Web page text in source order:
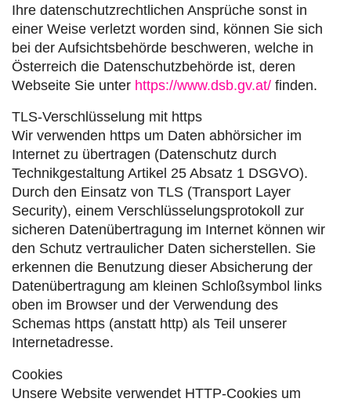
Ihre datenschutzrechtlichen Ansprüche sonst in
einer Weise verletzt worden sind, können Sie sich
bei der Aufsichtsbehörde beschweren, welche in
Österreich die Datenschutzbehörde ist, deren
Webseite Sie unter https://www.dsb.gv.at/ finden.
TLS-Verschlüsselung mit https
Wir verwenden https um Daten abhörsicher im
Internet zu übertragen (Datenschutz durch
Technikgestaltung Artikel 25 Absatz 1 DSGVO).
Durch den Einsatz von TLS (Transport Layer
Security), einem Verschlüsselungsprotokoll zur
sicheren Datenübertragung im Internet können wir
den Schutz vertraulicher Daten sicherstellen. Sie
erkennen die Benutzung dieser Absicherung der
Datenübertragung am kleinen Schloßsymbol links
oben im Browser und der Verwendung des
Schemas https (anstatt http) als Teil unserer
Internetadresse.
Cookies
Unsere Website verwendet HTTP-Cookies um